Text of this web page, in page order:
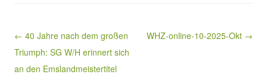
Beitragsnavigation
← 40 Jahre nach dem großen
Triumph: SG W/H erinnert sich
an den Emslandmeistertitel
WHZ-online-10-2025-Okt →